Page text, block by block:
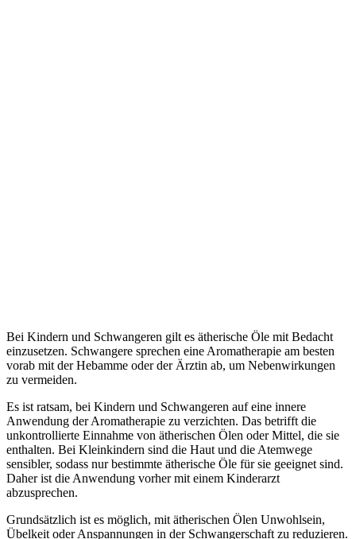
Bei Kindern und Schwangeren gilt es ätherische Öle mit Bedacht
einzusetzen. Schwangere sprechen eine Aromatherapie am besten
vorab mit der Hebamme oder der Ärztin ab, um Nebenwirkungen
zu vermeiden.
Es ist ratsam, bei Kindern und Schwangeren auf eine innere
Anwendung der Aromatherapie zu verzichten. Das betrifft die
unkontrollierte Einnahme von ätherischen Ölen oder Mittel, die sie
enthalten. Bei Kleinkindern sind die Haut und die Atemwege
sensibler, sodass nur bestimmte ätherische Öle für sie geeignet sind.
Daher ist die Anwendung vorher mit einem Kinderarzt
abzusprechen.
Grundsätzlich ist es möglich, mit ätherischen Ölen Unwohlsein,
Übelkeit oder Anspannungen in der Schwangerschaft zu reduzieren.